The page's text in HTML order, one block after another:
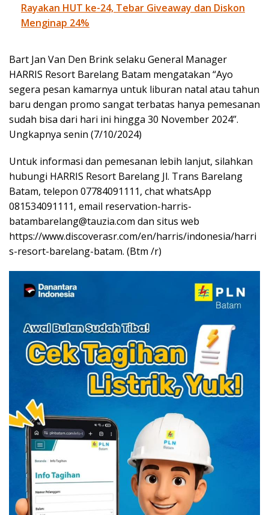
Rayakan HUT ke-24, Tebar Giveaway dan Diskon
Menginap 24%
Bart Jan Van Den Brink selaku General Manager
HARRIS Resort Barelang Batam mengatakan “Ayo
segera pesan kamarnya untuk liburan natal atau tahun
baru dengan promo sangat terbatas hanya pemesanan
sudah bisa dari hari ini hingga 30 November 2024”.
Ungkapnya senin (7/10/2024)
Untuk informasi dan pemesanan lebih lanjut, silahkan
hubungi HARRIS Resort Barelang Jl. Trans Barelang
Batam, telepon 07784091111, chat whatsApp
081534091111, email reservation-harris-
batambarelang@tauzia.com dan situs web
https://www.discoverasr.com/en/harris/indonesia/harri
s-resort-barelang-batam. (Btm /r)